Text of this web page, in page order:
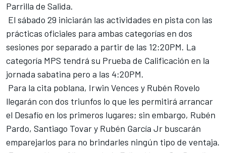
Parrilla de Salida.
El sábado 29 iniciarán las actividades en pista con las
prácticas oficiales para ambas categorías en dos
sesiones por separado a partir de las 12:20PM. La
categoría MPS tendrá su Prueba de Calificación en la
jornada sabatina pero a las 4:20PM.
Para la cita poblana, Irwin Vences y Rubén Rovelo
llegarán con dos triunfos lo que les permitirá arrancar
el Desafío en los primeros lugares; sin embargo, Rubén
Pardo, Santiago Tovar y Rubén García Jr buscarán
emparejarlos para no brindarles ningún tipo de ventaja.